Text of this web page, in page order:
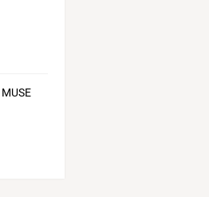
MUSE